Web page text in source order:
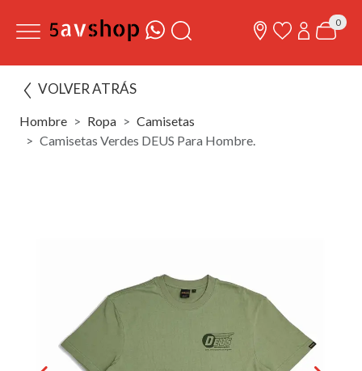
0
VOLVER ATRÁS
Hombre Ropa
Camisetas
Camisetas Verdes DEUS Para Hombre.